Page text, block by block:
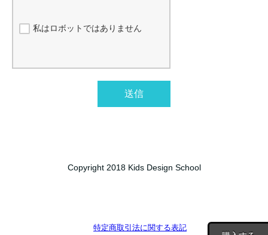
私はロボットではありません
送信
Copyright 2018 Kids Design School
特定商取引法に関する表記